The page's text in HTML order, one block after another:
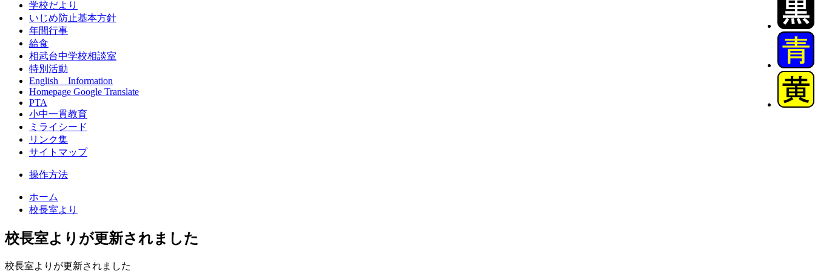
学校だより
いじめ防止基本方針
年間行事
給食
相武台中学校相談室
特別活動
English Information
Homepage Google Translate
PTA
小中一貫教育
ミライシード
リンク集
サイトマップ
操作方法
ホーム
校長室より
校長室よりが更新されました
校長室よりが更新されました